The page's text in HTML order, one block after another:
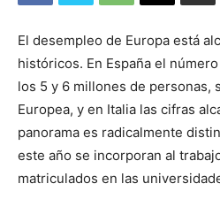
El desempleo de Europa está
históricos. En España el
los 5 y 6 millones de personas,
Europea, y en Italia las cifras
panorama es radicalmente
este año se incorporan al
matriculados en las